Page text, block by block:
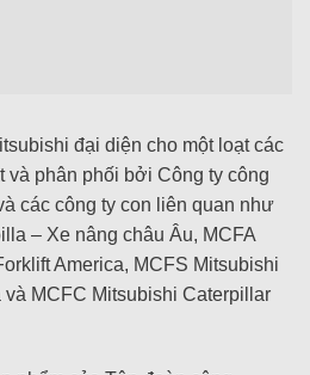
đại diện cho một loạt các
và phân phối bởi Công ty công
các công ty con liên quan như
– Xe nâng châu Âu, MCFA
America, MCFS Mitsubishi
MCFC Mitsubishi Caterpillar